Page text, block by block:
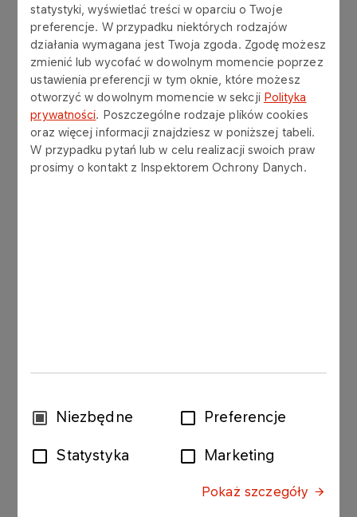
statystyki, wyświetlać treści w oparciu o Twoje
preferencje. W przypadku niektórych rodzajów
działania wymagana jest Twoja zgoda. Zgodę możesz
zmienić lub wycofać w dowolnym momencie poprzez
ustawienia preferencji w tym oknie, które możesz
otworzyć w dowolnym momencie w sekcji Polityka
prywatności. Poszczególne rodzaje plików cookies
oraz więcej informacji znajdziesz w poniższej tabeli.
W przypadku pytań lub w celu realizacji swoich praw
prosimy o kontakt z Inspektorem Ochrony Danych.
WybórNiezbędne Preferencje
Statystyka Marketing
Pokaż szczegóły
Kolejnym ważnym wydarzeniem
była Bitwa Wydziałów, która już
od 3 lat wpisała się w nasz stały
harmonogram Dni BHP – Bitwa w
tym roku zakończyła się
sukcesem drużyny KS i PMRiP
GÓRA, która już III edycję
pozostaje na pozycji lidera.